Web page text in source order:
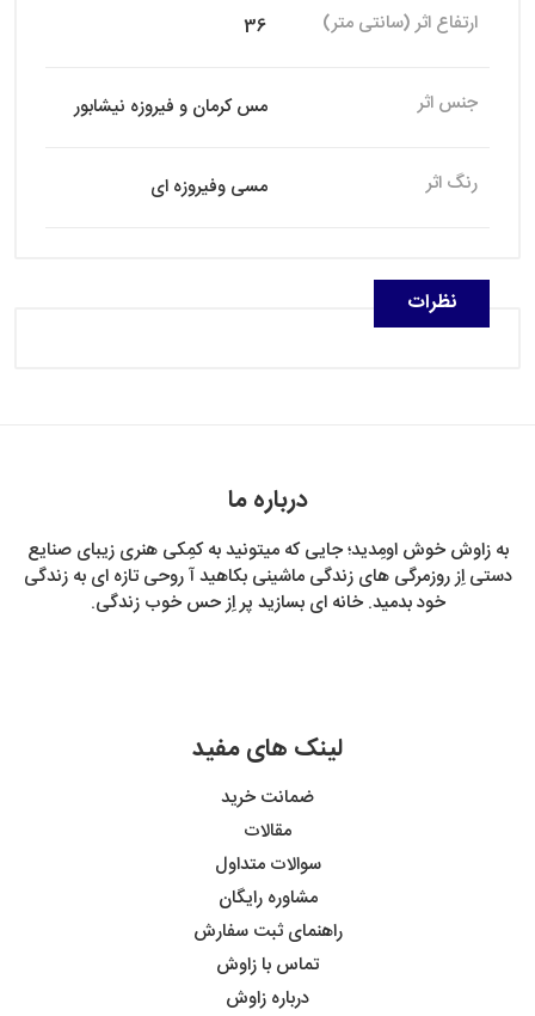
ارتفاع اثر (سانتی متر) 36
جنس اثر مس کرمان و فیروزه نیشابور
رنگ اثر مسی وفیروزه ای
نظرات
درباره ما
به زاوش خوش اومِدید؛ جایی که میتونید به کمِکی هنری زیبای صنایع
دستی اِز روزمرگی های زندگی ماشینی بکاهید آ روحی تازه ای به زندگی
خود بدمید. خانه ای بسازید پر اِز حس خوب زندگی.
لینک های مفید
ضمانت خرید
مقالات
سوالات متداول
مشاوره رایگان
راهنمای ثبت سفارش
تماس با زاوش
درباره زاوش